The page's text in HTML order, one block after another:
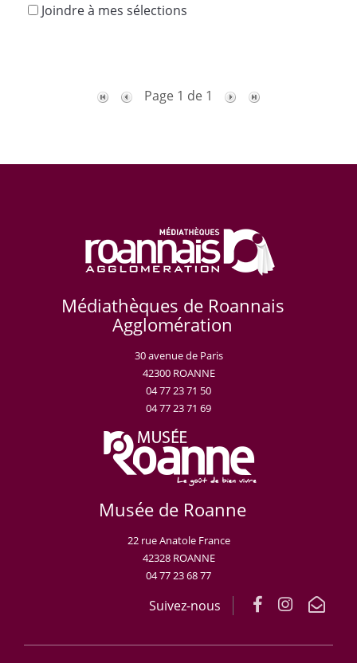
Joindre à mes sélections
Page 1 de 1
Médiathèques de Roannais
Agglomération
30 avenue de Paris
42300 ROANNE
04 77 23 71 50
04 77 23 71 69
Musée de Roanne
22 rue Anatole France
42328 ROANNE
04 77 23 68 77
Suivez-nous